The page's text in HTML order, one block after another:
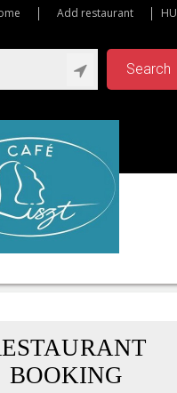
Add restaurant HU
Search